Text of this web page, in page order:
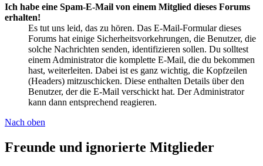
Ich habe eine Spam-E-Mail von einem Mitglied dieses Forums
erhalten!
Es tut uns leid, das zu hören. Das E-Mail-Formular dieses
Forums hat einige Sicherheitsvorkehrungen, die Benutzer, die
solche Nachrichten senden, identifizieren sollen. Du solltest
einem Administrator die komplette E-Mail, die du bekommen
hast, weiterleiten. Dabei ist es ganz wichtig, die Kopfzeilen
(Headers) mitzuschicken. Diese enthalten Details über den
Benutzer, der die E-Mail verschickt hat. Der Administrator
kann dann entsprechend reagieren.
Nach oben
Freunde und ignorierte Mitglieder